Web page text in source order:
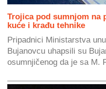
Trojica pod sumnjom na
kuće i krađu tehnike
Pripadnici Ministarstva
Bujanovcu uhapsili su
osumnjičenog da je sa M.